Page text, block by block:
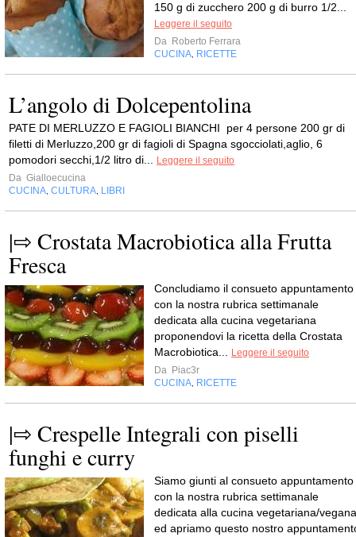
150 g di zucchero 200 g di burro 1/2...
Leggere il seguito
Da Roberto Ferrara
CUCINA RICETTE
L’angolo di Dolcepentolina
PATE DI MERLUZZO E FAGIOLI BIANCHI per 4 persone 200 gr di
filetti di Merluzzo,200 gr di fagioli di Spagna sgocciolati,aglio, 6
pomodori secchi,1/2 litro di...
Leggere il seguito
Da Gialloecucina
CUCINA CULTURA LIBRI
|⇨ Crostata Macrobiotica alla Frutta
Fresca
Concludiamo il consueto appuntamento
con la nostra rubrica settimanale
dedicata alla cucina vegetariana
proponendovi la ricetta della Crostata
Macrobiotica...
Leggere il seguito
Da Piac3r
CUCINA RICETTE
|⇨ Crespelle Integrali con piselli
funghi e curry
Siamo giunti al consueto appuntamento
con la nostra rubrica settimanale
dedicata alla cucina vegetariana/vegana
ed apriamo questo nostro